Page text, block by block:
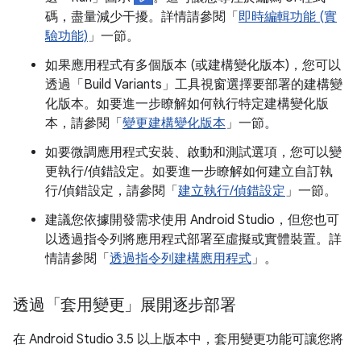
碼，盡量減少干擾。詳情請參閱「即時編輯功能 (實
驗功能) 」一節。
如果應用程式有多個版本 (或建構變化版本)，您可以
透過「Build Variants」 工具視窗選擇要部署的建構變
化版本。如要進一步瞭解如何執行特定建構變化版
本，請參閱「變更建構變化版本 」一節。
如要微調應用程式安裝、啟動和測試選項，您可以變
更執行/偵錯設定。如要進一步瞭解如何建立自訂執
行/偵錯設定，請參閱「建立執行/偵錯設定 」一節。
建議您依據開發需求使用 Android Studio，但您也可
以透過指令列將應用程式部署至虛擬或實體裝置。詳
情請參閱「透過指令列建構應用程式 」。
透過「套用變更」展開逐步部署
在 Android Studio 3.5 以上版本中，套用變更功能可讓您將